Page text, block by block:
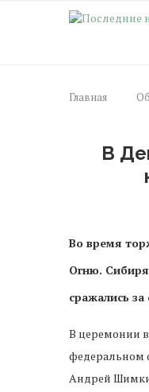
Главная
В
Во время
Огню.
сражались
В церемонии
федеральном
Андрей